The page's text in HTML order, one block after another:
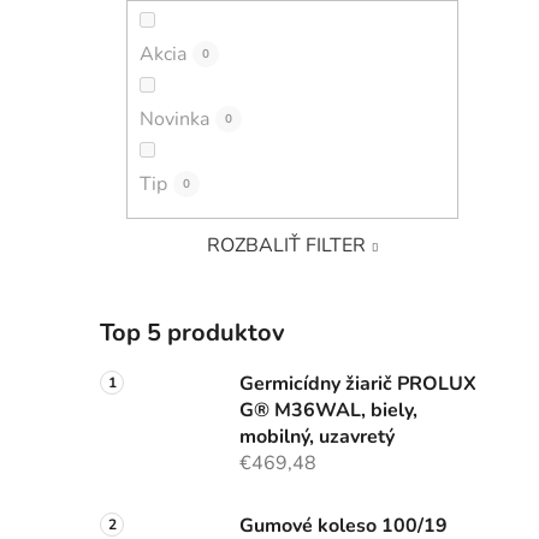
Akcia 0
Novinka 0
Tip 0
ROZBALIŤ FILTER
Top 5 produktov
Germicídny žiarič PROLUX
G® M36WAL, biely,
mobilný, uzavretý
€469,48
Gumové koleso 100/19